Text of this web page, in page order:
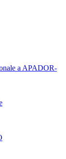
a APADOR-